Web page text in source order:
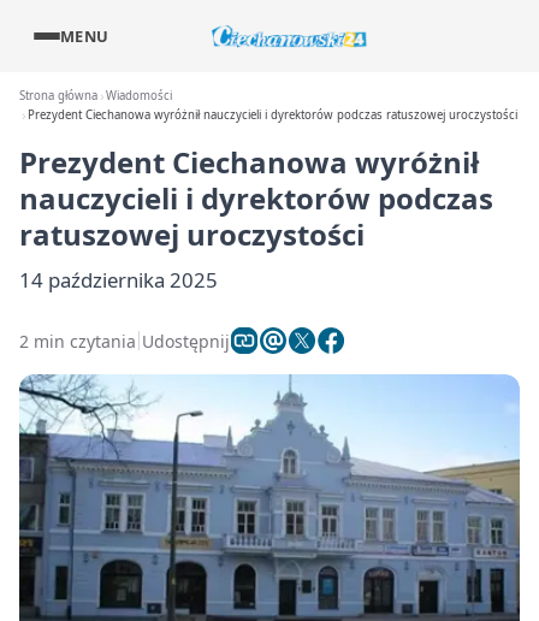
MENU
Strona główna Wiadomości
Prezydent Ciechanowa wyróżnił nauczycieli i dyrektorów podczas ratuszowej uroczystości
Prezydent Ciechanowa wyróżnił
nauczycieli i dyrektorów podczas
ratuszowej uroczystości
14 października 2025
2 min czytania Udostępnij